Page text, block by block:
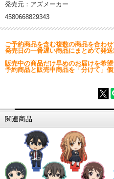
発売元：アズメーカー
4580668829343
ご予約商品を含む複数の商品を合わ
発売日の一番遅い商品にまとめて発送
販売中の商品だけ早めのお届けを希望
予約商品と販売中商品を「分けて」個
関連商品